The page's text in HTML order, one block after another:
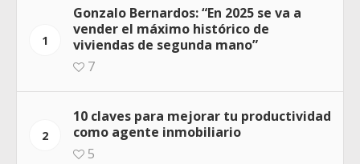
1
Gonzalo Bernardos: “En 2025 se va a
vender el máximo histórico de
viviendas de segunda mano”
7
2
10 claves para mejorar tu productividad
como agente inmobiliario
5